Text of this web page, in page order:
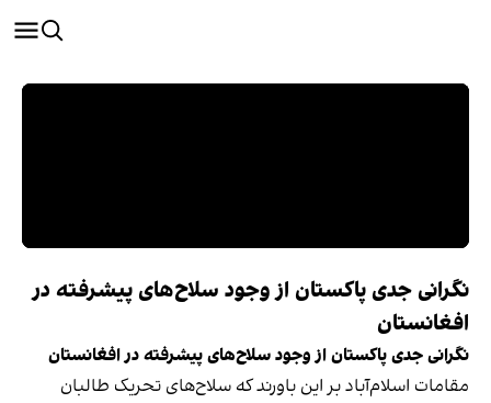
نگرانی جدی پاکستان از وجود سلاح‌های پیشرفته در
افغانستان
نگرانی جدی پاکستان از وجود سلاح‌های پیشرفته در افغانستان
مقامات اسلام‌آباد بر این باورند که سلاح‌های تحریک طالبان